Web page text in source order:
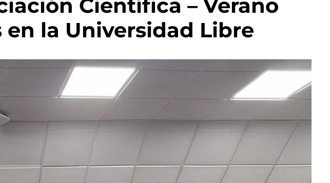
Científica – Verano
la Universidad Libre